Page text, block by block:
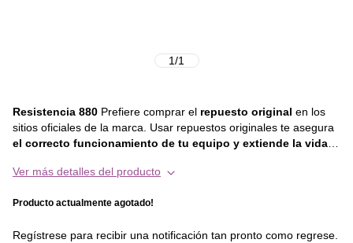
1/1
Resistencia 880 Prefiere comprar el repuesto original en los
sitios oficiales de la marca. Usar repuestos originales te asegura
el correcto funcionamiento de tu equipo y extiende la vida
calidad y durabilidad. Este repuesto es compatible con los
890 • FDF 3680 • FDF 3780
Ver más detalles del producto
Producto actualmente agotado!
Regístrese para recibir una notificación tan pronto como regrese.